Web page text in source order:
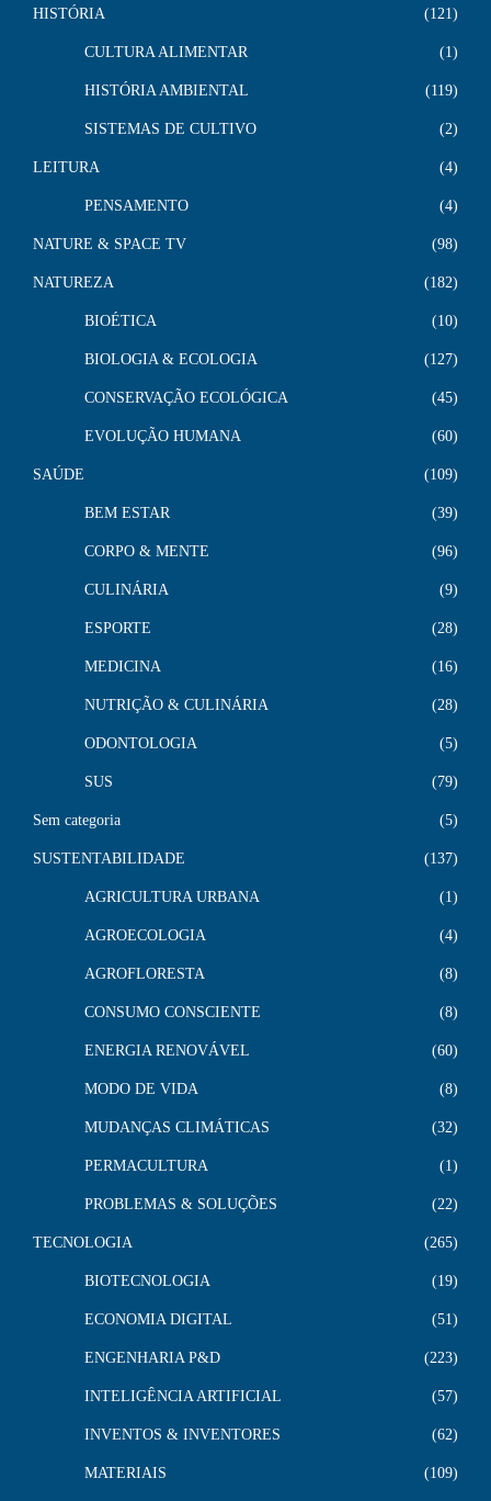
HISTÓRIA 121
CULTURA ALIMENTAR 1
HISTÓRIA AMBIENTAL 119
SISTEMAS DE CULTIVO 2
LEITURA 4
PENSAMENTO 4
NATURE & SPACE TV 98
NATUREZA 182
BIOÉTICA 10
BIOLOGIA & ECOLOGIA 127
CONSERVAÇÃO ECOLÓGICA 45
EVOLUÇÃO HUMANA 60
SAÚDE 109
BEM ESTAR 39
CORPO & MENTE 96
CULINÁRIA 9
ESPORTE 28
MEDICINA 16
NUTRIÇÃO & CULINÁRIA 28
ODONTOLOGIA 5
SUS 79
Sem categoria 5
SUSTENTABILIDADE 137
AGRICULTURA URBANA 1
AGROECOLOGIA 4
AGROFLORESTA 8
CONSUMO CONSCIENTE 8
ENERGIA RENOVÁVEL 60
MODO DE VIDA 8
MUDANÇAS CLIMÁTICAS 32
PERMACULTURA 1
PROBLEMAS & SOLUÇÕES 22
TECNOLOGIA 265
BIOTECNOLOGIA 19
ECONOMIA DIGITAL 51
ENGENHARIA P&D 223
INTELIGÊNCIA ARTIFICIAL 57
INVENTOS & INVENTORES 62
MATERIAIS 109